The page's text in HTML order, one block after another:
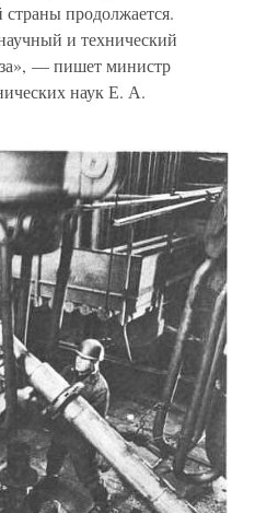
продолжается.
и технический
— пишет министр
наук Е. А.